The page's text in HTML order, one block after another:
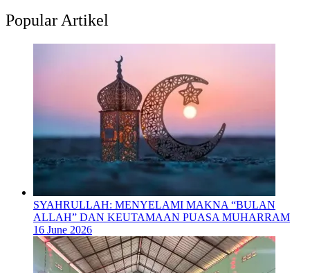
Popular Artikel
SYAHRULLAH: MENYELAMI MAKNA “BULAN
ALLAH” DAN KEUTAMAAN PUASA MUHARRAM
16 June 2026